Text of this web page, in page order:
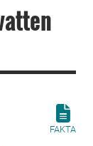
FAKTA